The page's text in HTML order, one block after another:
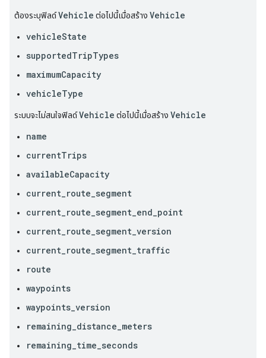
ต้องระบุฟิลด์Vehicle ต่อไปนี้เมื่อสร้าง Vehicle
vehicleState
supportedTripTypes
maximumCapacity
vehicleType
ระบบจะไม่สนใจฟิลด์Vehicle ต่อไปนี้เมื่อสร้าง Vehicle
name
currentTrips
availableCapacity
current_route_segment
current_route_segment_end_point
current_route_segment_version
current_route_segment_traffic
route
waypoints
waypoints_version
remaining_distance_meters
remaining_time_seconds